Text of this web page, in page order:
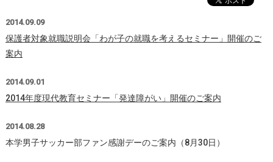
2014.09.09
保護者対象就職説明会「わが子の就職を考えるセミナー」開催のご
案内
2014.09.01
2014年度現代教育セミナー「発達障がい」開催のご案内
2014.08.28
本学男子サッカー部ファン感謝デーのご案内（8月30日）